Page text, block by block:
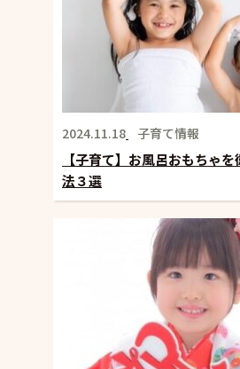
2024.11.18 子育て情報
【子育て】お風呂おもちゃ
法３選